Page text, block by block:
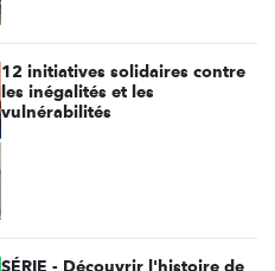
12 initiatives solidaires contre
les inégalités et les
vulnérabilités
SÉRIE - Découvrir l'histoire de